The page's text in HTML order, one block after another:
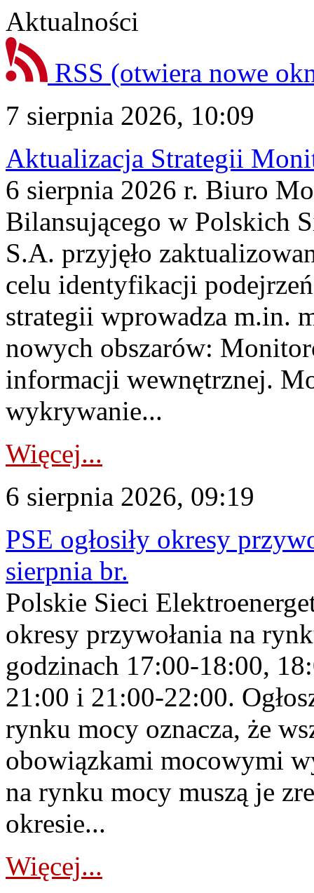
Aktualności
RSS (otwiera nowe
7 sierpnia 2026, 10:09
Aktualizacja Strategii
6 sierpnia 2026 r. Biuro
Bilansującego w Polskich
S.A. przyjęło
celu identyfikacji
strategii wprowadza m.in.
nowych obszarów:
informacji wewnętrznej.
wykrywanie...
Więcej...
6 sierpnia 2026, 09:19
PSE ogłosiły okresy
sierpnia br.
Polskie Sieci
okresy przywołania na
godzinach 17:00-18:00,
21:00 i 21:00-22:00.
rynku mocy oznacza, że
obowiązkami mocowymi
na rynku mocy muszą je
okresie...
Więcej...